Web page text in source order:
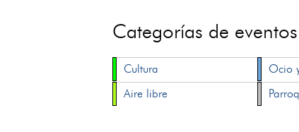
Categorías de
Cultura Ocio
Aire libre